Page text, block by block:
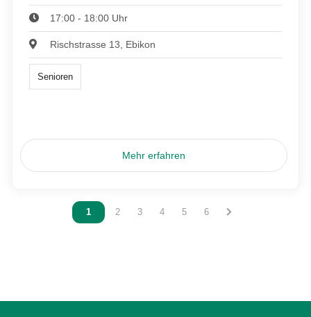
17:00 - 18:00 Uhr
Rischstrasse 13, Ebikon
Senioren
Mehr erfahren
Vous êtes sur la page
1 Vous êtes sur la page
2 Vous êtes sur la page
3 Vous êtes sur la page
4 Vous êtes sur la page
5 Vous êtes sur la page
6